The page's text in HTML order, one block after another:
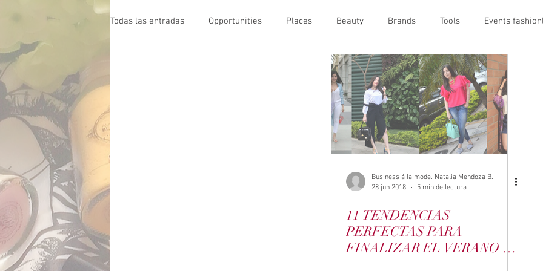
Todas las entradas Opportunities Places Beauty Brands Tools Events
Designers Trends fashionlife
Business á la mode. Natalia Mendoza B.
28 jun 2018
5 min de lectura
11 TENDENCIAS
PERFECTAS PARA
FINALIZAR EL VERANO Y